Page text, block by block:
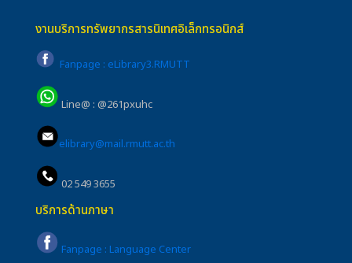
งานบริการทรัพยากรสารนิเทศอิเล็กทรอนิกส์
Fanpage : eLibrary3.RMUTT
Line@ : @261pxuhc
elibrary@mail.rmutt.ac.th
02 549 3655
บริการด้านภาษา
Fanpage : Language Center